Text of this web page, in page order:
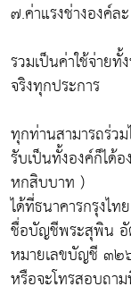
๗.ค่าแรงช่างองค์
รวมเป็นค่าใช้จ่าย
จริงทุกประการ
ทุกท่านสามารถร่ว
รับเป็นทั้งองค์ก็ไ
หกสิบบาท )
ได้ที่ธนาคารกรุงไ
ชื่อบัญชีพระสุพิน อั
หมายเลขบัญชี ๓
หรือจะโทรสอบถ